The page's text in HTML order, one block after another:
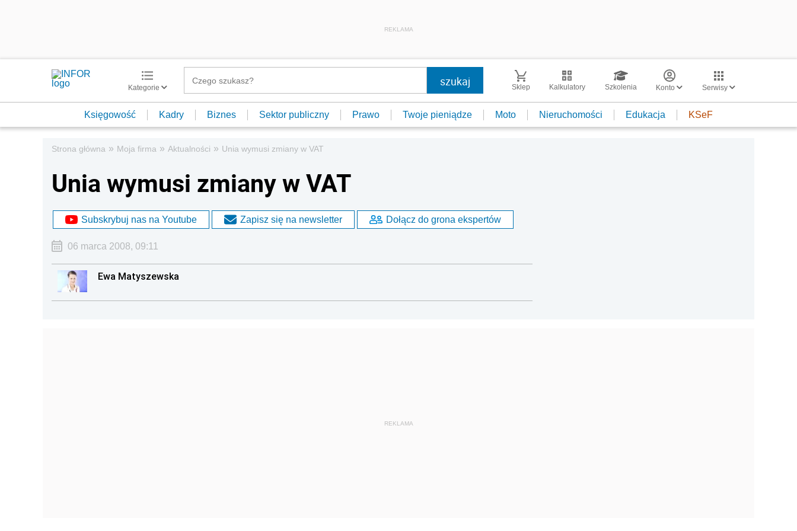
REKLAMA
Kategorie Sklep Kalkulatory Szkolenia Konto Serwisy
Księgowość Kadry Biznes Sektor publiczny Prawo Twoje pieniądze Moto Nieruchomości Edukacja KSeF
Strona główna » Moja firma » Aktualności » Unia wymusi zmiany w VAT
Unia wymusi zmiany w VAT
Subskrybuj nas na Youtube Zapisz się na newsletter Dołącz do grona ekspertów
06 marca 2008, 09:11
Ewa Matyszewska